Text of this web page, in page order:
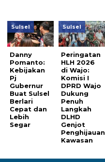
Sulsel
Danny
Pomanto:
Kebijakan
Pj
Gubernur
Buat Sulsel
Berlari
Cepat dan
Lebih
Segar
Sulsel
Peringatan
HLH 2026
di Wajo:
Komisi I
DPRD Wajo
Dukung
Penuh
Langkah
DLHD
Genjot
Penghijauan
Kawasan